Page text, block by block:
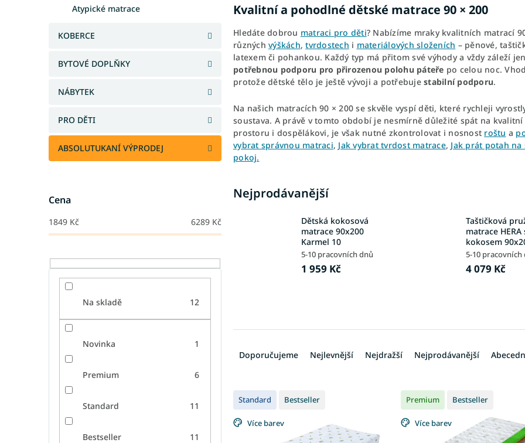
Atypické matrace
KOBERCE
BYTOVÉ DOPLŇKY
NÁBYTEK
PRO DĚTI
ABSOLUTUKANÍ VÝPRODEJ
Cena
1849 Kč 6289 Kč
Na skladě 12
Novinka 1
Premium 6
Standard 11
Bestseller 11
Kvalitní a pohodlné dětské matrace 90 × 200
Hledáte dobrou matraci pro děti? Nabízíme mraky kvalitních matrací
různých výškách,tvrdostech i materiálových složeních – pěnové,
latexem či pohankou. Každý typ má přitom své výhody a vždy záleží
potřebnou podporu pro přirozenou polohu páteře po celou noc.
protože dětské tělo je ještě vývoji a potřebujestabilní podporu.
Na našich matracích 90 × 200 se skvěle vyspí děti, které rychleji
soustava. A právě v tomto období je nesmírně důležité spát na
prostoru i dospělákovi, je však nutné zkontrolovat i nosnost roštu a
vybrat správnou matraci, Jak vybrat tvrdost matrace, Jak prát potah na
pokoj.
Nejprodávanější
Dětská kokosová
matrace 90x200
Karmel 10
5-10 pracovních dnů
1 959 Kč
Taštičková
matrace HERA
kokosem
5-10 pracovních
4 079 Kč
n
p
r
Doporučujeme Nejlevnější Nejdražší Nejprodávanější
V
ý
p
i
Standard Bestseller
Více barev
Premium Bestseller
Více barev